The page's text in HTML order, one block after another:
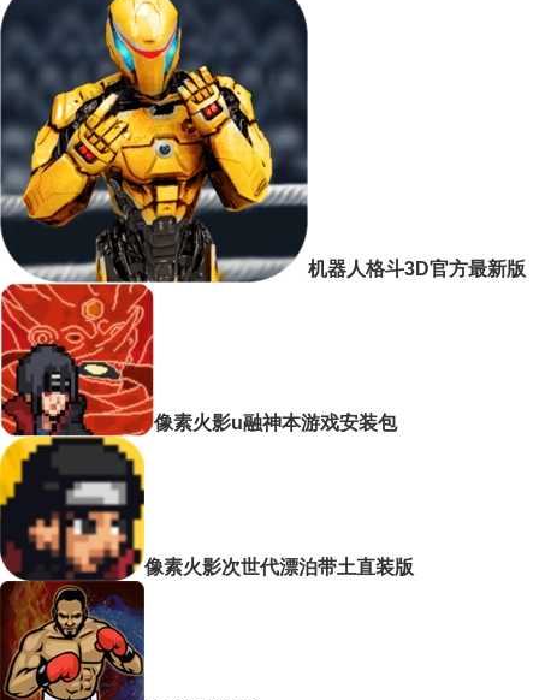
机器人格斗3D官方最新版
像素火影u融神本游戏安装包
像素火影次世代漂泊带土直装版